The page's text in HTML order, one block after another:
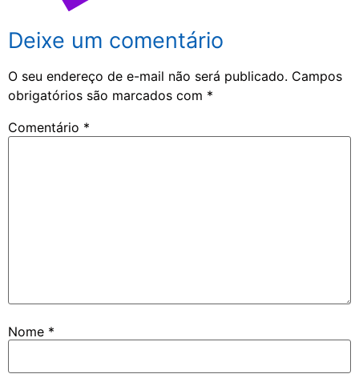
Deixe um comentário
O seu endereço de e-mail não será publicado. Campos
obrigatórios são marcados com *
Comentário *
Nome *